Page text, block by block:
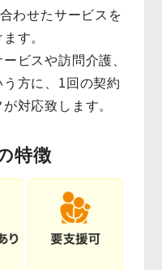
わせたサービスを
す。
ビスや訪問介護、
方に、1回の契約
対応致します。
特徴